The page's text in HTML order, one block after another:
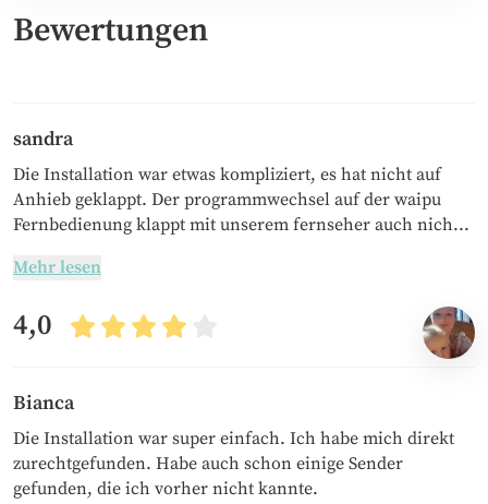
Das Paket ist monatlich kündbar.
Bewertungen
sandra
Die Installation war etwas kompliziert, es hat nicht auf
Anhieb geklappt. Der programmwechsel auf der waipu
Fernbedienung klappt mit unserem fernseher auch nich...
Mehr lesen
4,0
Bianca
Die Installation war super einfach. Ich habe mich direkt
zurechtgefunden. Habe auch schon einige Sender
gefunden, die ich vorher nicht kannte.